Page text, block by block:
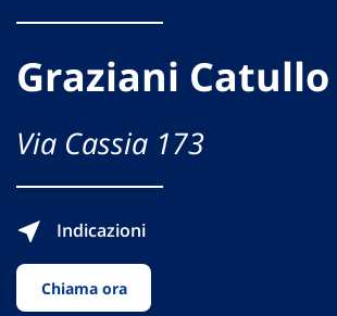
Graziani Catullo
Via Cassia 173
Indicazioni
Chiama ora